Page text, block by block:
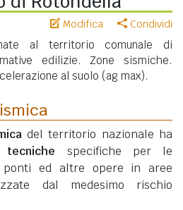
Modifica Condividi
al territorio comunale di
edilizie. Zone sismiche.
al suolo (ag max).
del territorio nazionale ha
tecniche specifiche per le
ed altre opere in aree
dal medesimo rischio